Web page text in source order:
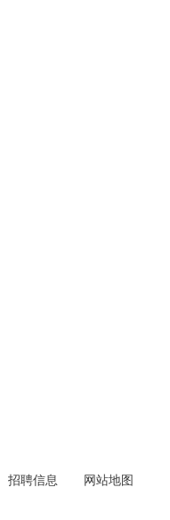
招聘信息 网站地图